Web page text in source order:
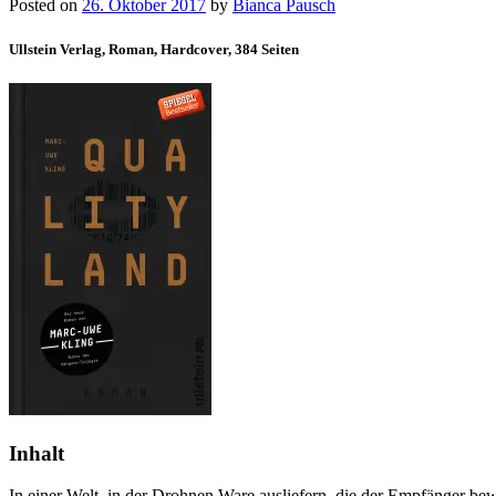
Posted on 26. Oktober 2017 by Bianca Pausch
Ullstein Verlag, Roman, Hardcover, 384 Seiten
Inhalt